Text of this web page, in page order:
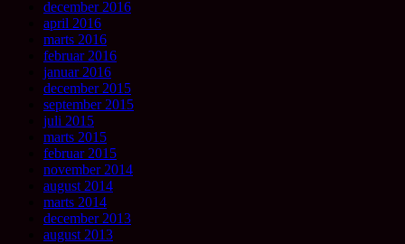
december 2016
april 2016
marts 2016
februar 2016
januar 2016
december 2015
september 2015
juli 2015
marts 2015
februar 2015
november 2014
august 2014
marts 2014
december 2013
august 2013